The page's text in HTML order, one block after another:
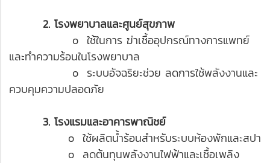
2. โรงพยาบาลและศูนย์สุขภาพ
o ใช้ในการ ฆ่าเชื้ออุปกรณ์ทางการแพทย์
และทำความร้อนในโรงพยาบาล
o ระบบอัจฉริยะช่วย ลดการใช้พลังงานและ
ควบคุมความปลอดภัย
3. โรงแรมและอาคารพาณิชย์
o ใช้ผลิตน้ำร้อนสำหรับระบบห้องพักและสปา
o ลดต้นทุนพลังงานไฟฟ้าและเชื้อเพลิง